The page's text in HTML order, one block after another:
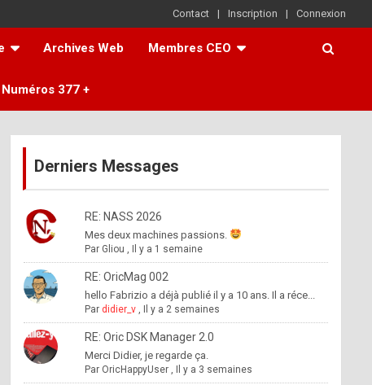
Contact Inscription Connexion
Archives Web Membres CEO
Numéros 377 +
Derniers Messages
RE: NASS 2026
Mes deux machines passions.
Par Gliou , Il y a 1 semaine
RE: OricMag 002
hello Fabrizio a déjà publié il y a 10 ans. Il a réce...
Par didier_v, Il y a 2 semaines
RE: Oric DSK Manager 2.0
Merci Didier, je regarde ça.
Par OricHappyUser, Il y a 3 semaines